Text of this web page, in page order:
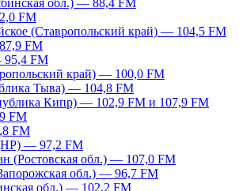
обл.) — 88,4 FM
FM
(Ставропольский край) — 104,5 FM
FM
95,4 FM
край) — 100,0 FM
Тыва) — 104,8 FM
Кипр) — 102,9 FM и 107,9 FM
FM
FM
— 97,2 FM
(Ростовская обл.) — 107,0 FM
обл.) — 96,7 FM
обл.) — 102,2 FM